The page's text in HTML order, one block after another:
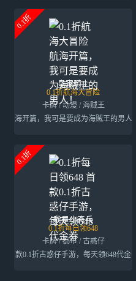
0.1折
皇家骑士
0.1折航海大冒险
卡牌 / 动漫 / 海贼王
航海开篇，我可是要成为海贼王的男人！
0.1折
我是小奇兵
0.1折每日领648
卡牌 / 都市 / 古惑仔
首款0.1折古惑仔手游，每天领648代金券